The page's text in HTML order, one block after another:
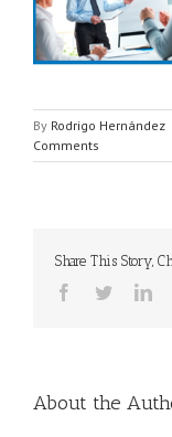
By Rodrigo Hernández
Comments
Share This Story,
Facebook
Twitter
About the